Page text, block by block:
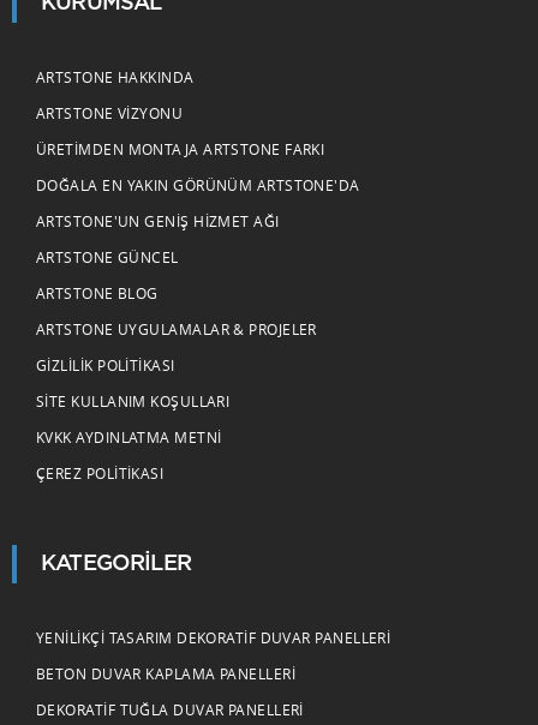
ARTSTONE HAKKINDA
ARTSTONE VIZYONU
ÜRETIMDEN MONTAJA ARTSTONE FARKI
DOĞALA EN YAKIN GÖRÜNÜM ARTSTONE'DA
ARTSTONE'UN GENIŞ HIZMET AĞI
ARTSTONE GÜNCEL
ARTSTONE BLOG
ARTSTONE UYGULAMALAR & PROJELER
GIZLILIK POLITIKASI
SITE KULLANIM KOŞULLARI
KVKK AYDINLATMA METNI
ÇEREZ POLITIKASI
KATEGORILER
YENILIKÇI TASARIM DEKORATIF DUVAR PANELLERI
BETON DUVAR KAPLAMA PANELLERI
DEKORATIF TUĞLA DUVAR PANELLERI